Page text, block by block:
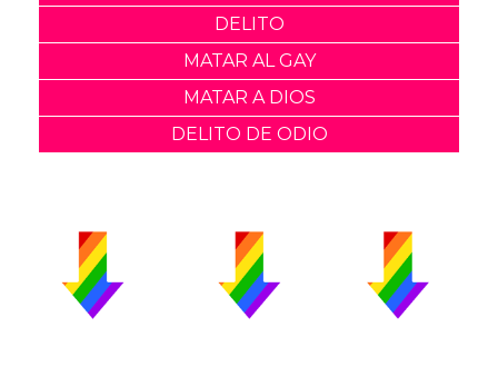
DELITO
MATAR AL GAY
MATAR A DIOS
DELITO DE ODIO